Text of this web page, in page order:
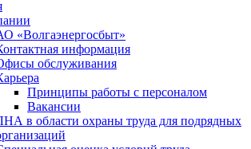
«Волгаэнергосбыт»
информация
обслуживания
Принципы работы с персоналом
Вакансии
в области охраны труда для подрядных